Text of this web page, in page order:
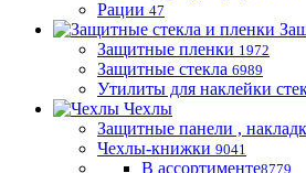
Рации 47
Защитные пленки 1972
Защитные стекла 6989
Утилиты для наклейки
Чехлы
Защитные панели ,
Чехлы-книжки 9041
В ассортименте8779